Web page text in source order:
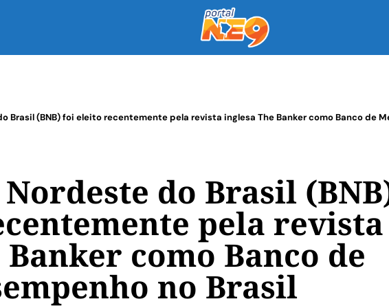
Brasil (BNB) foi eleito recentemente pela revista inglesa The Banker como Banco de
Nordeste do Brasil
pela revista
como Banco de
no Brasil